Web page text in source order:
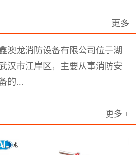
更多
澳龙消防设备有限公司位于湖
汉市江岸区，主要从事消防安
的...
的泡沫灭火系统设计解决方案、
更多 +